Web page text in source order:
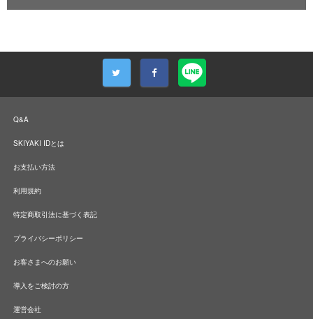
Q&A
SKIYAKI IDとは
お支払い方法
利用規約
特定商取引法に基づく表記
プライバシーポリシー
お客さまへのお願い
導入をご検討の方
運営会社